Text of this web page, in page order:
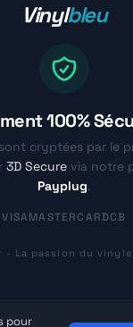
Vinylbleu
100%
cryptées par le
3D Secure via notre
Payplug.
VISAMASTERCARDCB
La passion du
pour